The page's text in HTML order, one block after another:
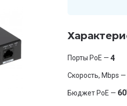
Порты PoE — 4
Скорость, Mbps —
Бюджет PoE —